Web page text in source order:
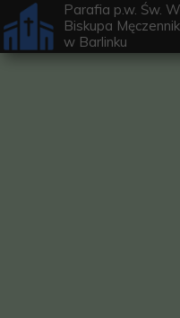
Parafia p.w. Św.
Biskupa
w Barlinku